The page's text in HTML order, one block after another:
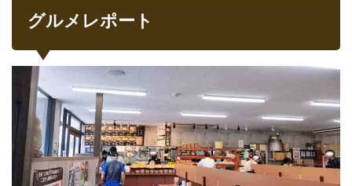
グルメレポート